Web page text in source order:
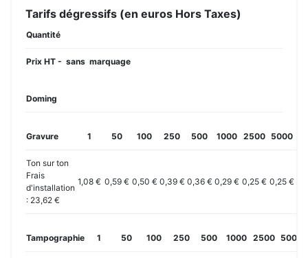
Tarifs dégressifs (en euros Hors Taxes)
Quantité
Prix HT - sans marquage
Doming
Gravure 1 50 100 250 500 1000 2500 5000
Ton sur ton
Frais
d'installation
: 23,62 €
1,08 € 0,59 € 0,50 € 0,39 € 0,36 € 0,29 € 0,25 € 0,25 €
Tampographie 1 50 100 250 500 1000 2500 5000